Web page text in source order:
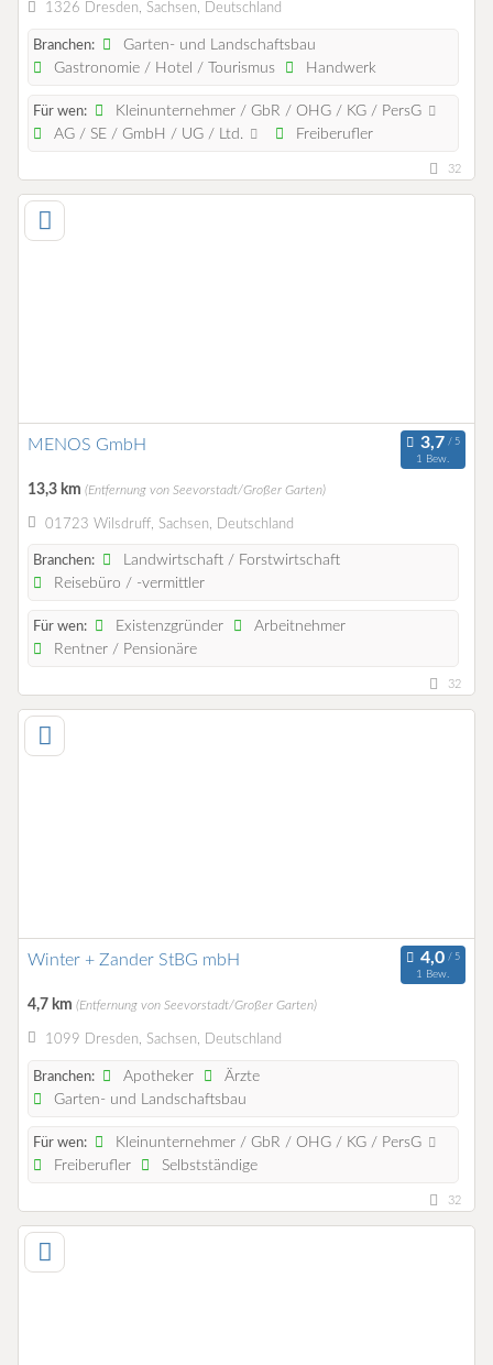
1326 Dresden, Sachsen, Deutschland
Branchen:
Garten- und Landschaftsbau
Gastronomie / Hotel / Tourismus
Handwerk
Für wen:
Kleinunternehmer / GbR / OHG / KG / PersG
AG / SE / GmbH / UG / Ltd.
Freiberufler
32
MENOS GmbH
1 Bew.
13,3 km (Entfernung von Seevorstadt/Großer Garten)
01723 Wilsdruff, Sachsen, Deutschland
Branchen:
Landwirtschaft / Forstwirtschaft
Reisebüro / -vermittler
Für wen: Existenzgründer
Arbeitnehmer
Rentner / Pensionäre
32
Winter + Zander StBG mbH
1 Bew.
4,7 km (Entfernung von Seevorstadt/Großer Garten)
1099 Dresden, Sachsen, Deutschland
Branchen: Apotheker
Ärzte
Garten- und Landschaftsbau
Für wen:
Kleinunternehmer / GbR / OHG / KG / PersG
Freiberufler
Selbstständige
32